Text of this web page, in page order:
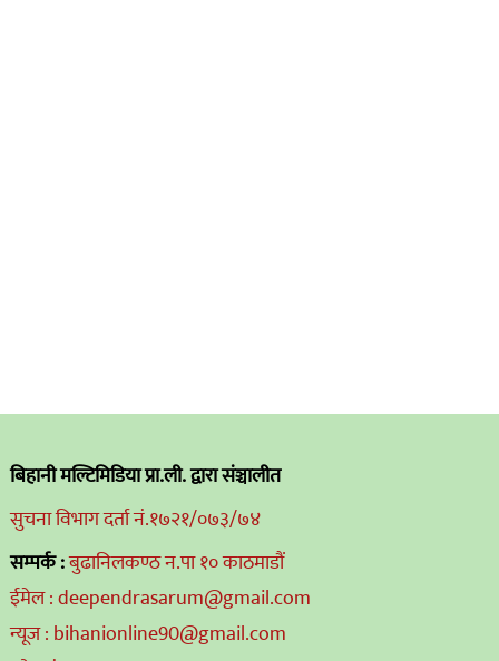
बिहानी मल्टिमिडिया प्रा.ली. द्वारा संञ्चालीत
सुचना विभाग दर्ता नं.१७२१/०७३/७४
सम्पर्क :बुढानिलकण्ठ न.पा १० काठमाडौं
ईमेल : deependrasarum@gmail.com
न्यूज : bihanionline90@gmail.com